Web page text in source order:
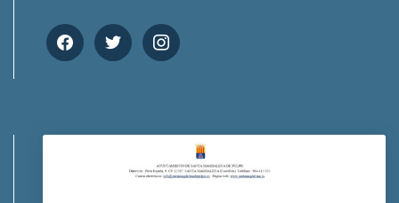
facebooktwitter instagram